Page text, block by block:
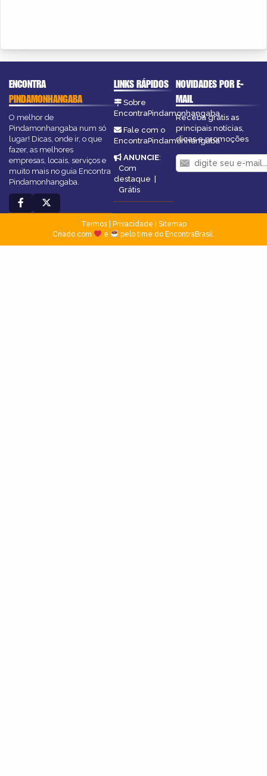
ENCONTRA
PINDAMONHANGABA
O melhor de
Pindamonhangaba num só
lugar! Dicas, onde ir, o que
fazer, as melhores
empresas, locais, serviços e
muito mais no guia Encontra
Pindamonhangaba.
LINKS RÁPIDOS
Sobre
EncontraPindamonhangaba
Fale com o
EncontraPindamonhangaba
ANUNCIE:
Com
destaque |
Grátis
NOVIDADES POR E-
MAIL
Receba grátis as
principais notícias,
dicas e promoções
Termos| Privacidade
Sitemap
Criado com
e pelo time do EncontraBrasil